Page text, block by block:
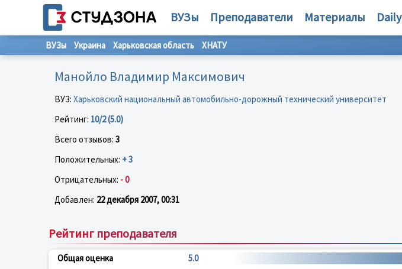
ВУЗы Преподаватели Материалы Daily
ВУЗы Украина Харьковская область ХНАТУ
Манойло Владимир Максимович
ВУЗ: Харьковский национальный автомобильно-дорожный технический университет
Рейтинг: 10/2 (5.0)
Всего отзывов: 3
Положительных: + 3
Отрицательных: - 0
Добавлен: 22 декабря 2007, 00:31
Рейтинг преподавателя
Общая оценка 5.0